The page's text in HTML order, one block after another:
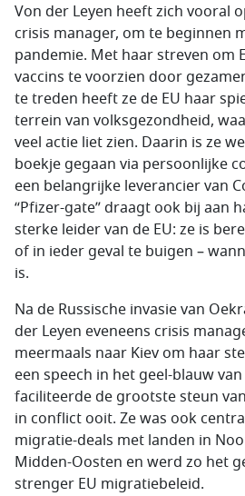
Von der Leyen heeft zich vooral
crisis manager, om te beginnen
pandemie. Met haar streven om
vaccins te voorzien door
te treden heeft ze de EU haar
terrein van volksgezondheid,
veel actie liet zien. Daarin is ze
boekje gegaan via persoonlijke
een belangrijke leverancier van
“Pfizer-gate” draagt ook bij aan
sterke leider van de EU: ze is
of in ieder geval te buigen –
is.
Na de Russische invasie van
der Leyen eveneens crisis
meermaals naar Kiev om haar
een speech in het geel-blauw
faciliteerde de grootste steun
in conflict ooit. Ze was ook
migratie-deals met landen in
Midden-Oosten en werd zo het
strenger EU migratiebeleid.